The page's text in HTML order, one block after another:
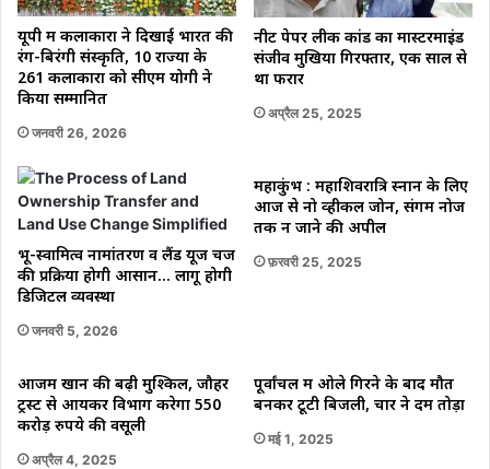
यूपी में कलाकारों ने दिखाई भारत की
रंग-बिरंगी संस्कृति, 10 राज्यों के
261 कलाकारों को सीएम योगी ने
किया सम्मानित
जनवरी 26, 2026
नीट पेपर लीक कांड का मास्टरमाइंड
संजीव मुखिया गिरफ्तार, एक साल से
था फरार
अप्रैल 25, 2025
भू-स्वामित्व नामांतरण व लैंड यूज चेंज
की प्रक्रिया होगी आसान… लागू होगी
डिजिटल व्यवस्था
जनवरी 5, 2026
महाकुंभ : महाशिवरात्रि स्नान के लिए
आज से नो व्हीकल जोन, संगम नोज
तक न जाने की अपील
फ़रवरी 25, 2025
आजम खान की बढ़ी मुश्किलें, जौहर
ट्रस्ट से आयकर विभाग करेगा 550
करोड़ रुपये की वसूली
अप्रैल 4, 2025
पूर्वांचल में ओले गिरने के बाद मौत
बनकर टूटी बिजली, चार ने दम तोड़ा
मई 1, 2025